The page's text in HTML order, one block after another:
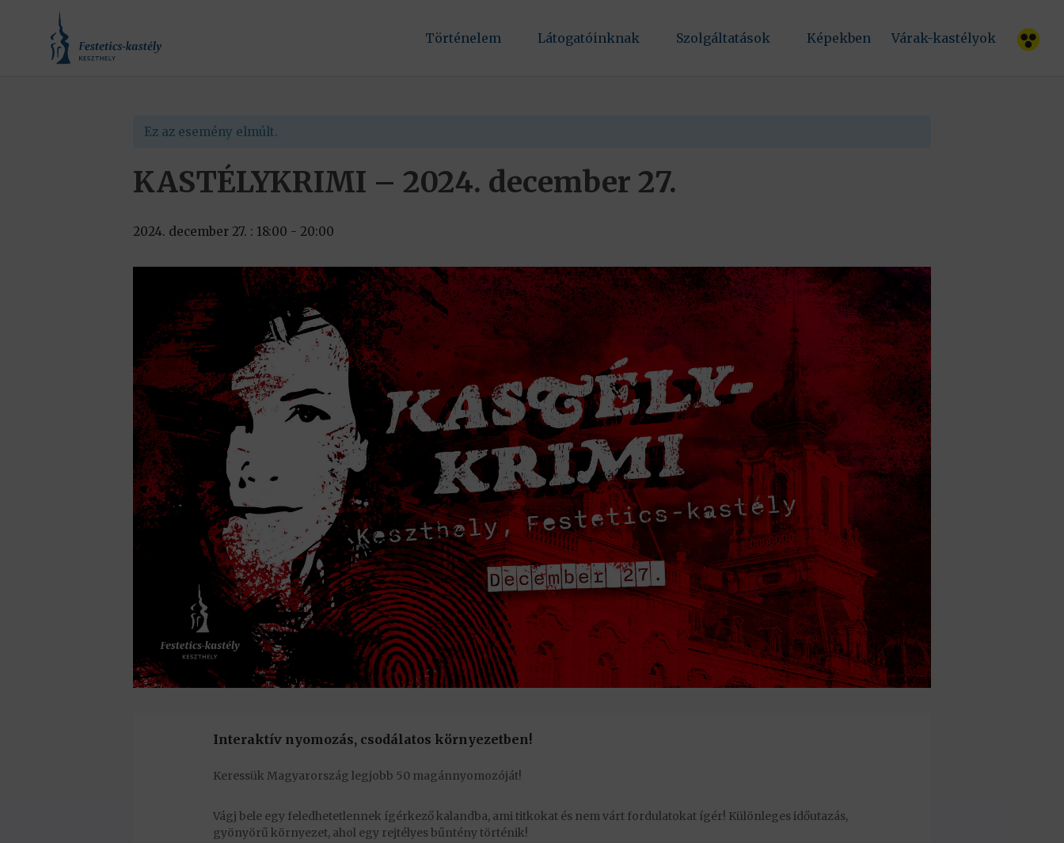
Történelem Látogatóinknak Szolgáltatások Képekben Várak-kastélyok
.
Ez az esemény elmúlt.
KASTÉLYKRIMI – 2024. december 27.
2024. december 27. : 18:00 - 20:00
Interaktív nyomozás, csodálatos környezetben!
Keressük Magyarország legjobb 50 magánnyomozóját!
Vágj bele egy feledhetetlennek ígérkező kalandba, ami titkokat és nem várt fordulatokat ígér! Különleges időutazás,
gyönyörű környezet, ahol egy rejtélyes bűntény történik!